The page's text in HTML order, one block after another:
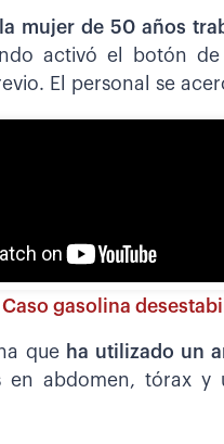
la mujer de 50 años
activó el botón
El personal se
Caso gasolina
que ha utilizado un
en abdomen, tórax